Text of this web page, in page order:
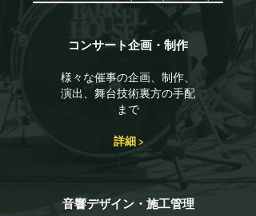
コンサート企画・制作
様々な催事の企画、制作、
演出、舞台技術裏方の手配
まで
詳細 >
​音響デザイン・施工管理